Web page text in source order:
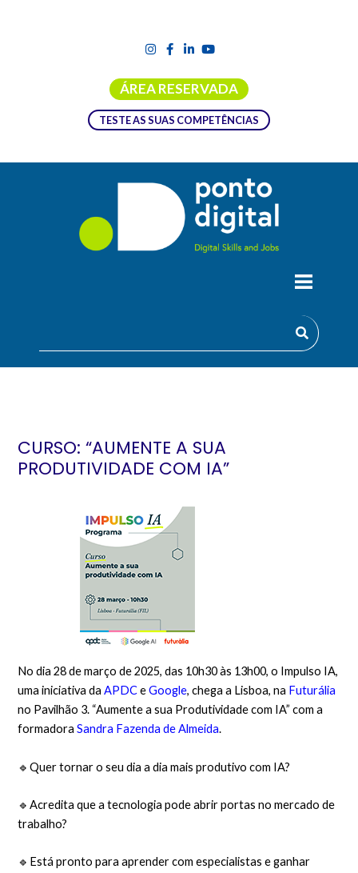
ÁREA RESERVADA
TESTE AS SUAS COMPETÊNCIAS
CURSO: “AUMENTE A SUA
PRODUTIVIDADE COM IA”
No dia 28 de março de 2025, das 10h30 às 13h00, o Impulso IA,
uma iniciativa daAPDCeGoogle, chega a Lisboa, na Futurália
no Pavilhão 3. “Aumente a sua Produtividade com IA” com a
formadoraSandra Fazenda de Almeida.
🔹Quer tornar o seu dia a dia mais produtivo com IA?
🔹Acredita que a tecnologia pode abrir portas no mercado de
trabalho?
🔹Está pronto para aprender com especialistas e ganhar